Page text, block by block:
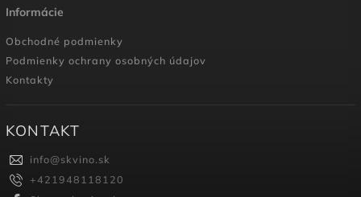
Informácie
Obchodné podmienky
Podmienky ochrany osobných údajov
Kontakty
KONTAKT
info@skvino.sk
+421948118120